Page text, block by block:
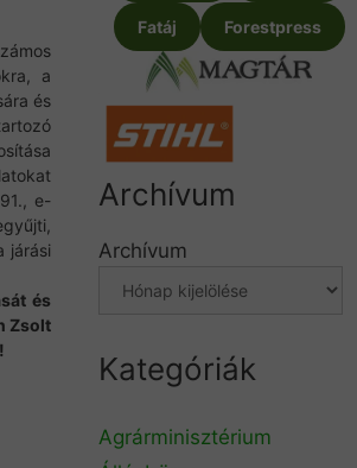
a
és
e-
járási
és
Zsolt
Fatáj Forestpress
Archívum
Archívum
Kategóriák
Agrárminisztérium